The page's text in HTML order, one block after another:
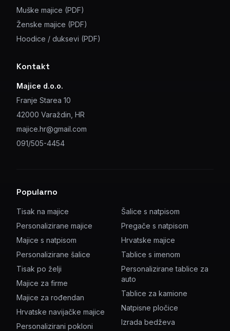
Muške majice (PDF)
Ženske majice (PDF)
Hoodice / duksevi (PDF)
Kontakt
Majice d.o.o.
Franje Starea 10
42000 Varaždin, HR
majice.hr@gmail.com
091/505-4454
Popularno
Tisak na majice
Personalizirane majice
Majice s natpisom
Personalizirane šalice
Tisak po želji
Majice za firme
Majice za rođendan
Hrvatske navijačke majice
Personalizirani pokloni
Šalice s natpisom
Pregače s natpisom
Hrvatske majice
Tablice s imenom
Personalizirane tablice za
auto
Tablice za kamione
Natpisne pločice
Izrada bedževa